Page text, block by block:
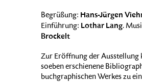
Begrüßung: Hans-Jürgen
Einführung: Lothar Lang.
Brockelt
Zur Eröffnung der Ausstellung
soeben erschienene
buchgraphischen Werkes zu